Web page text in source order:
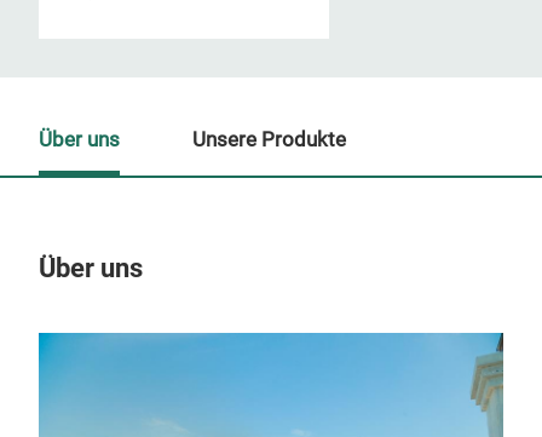
Über uns
Über uns Unsere Produkte